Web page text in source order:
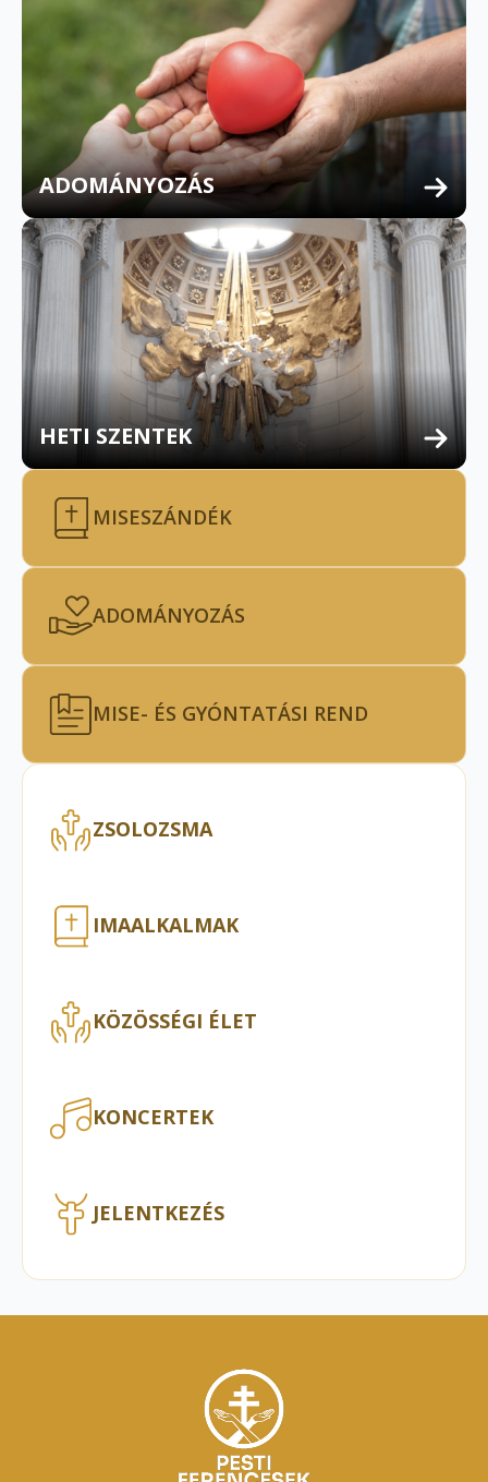
ADOMÁNYOZÁS
HETI SZENTEK
MISESZÁNDÉK
ADOMÁNYOZÁS
MISE- ÉS GYÓNTATÁSI REND
ZSOLOZSMA
IMAALKALMAK
KÖZÖSSÉGI ÉLET
KONCERTEK
JELENTKEZÉS